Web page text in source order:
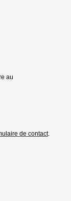
au
de contact.